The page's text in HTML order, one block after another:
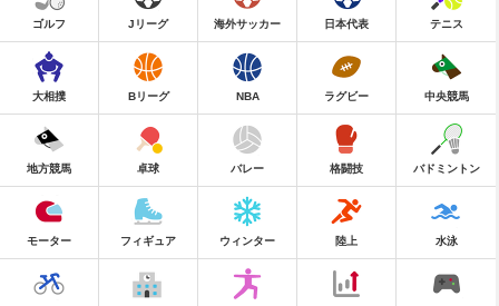
ゴルフ Jリーグ 海外サッカー 日本代表 テニス
大相撲 Bリーグ NBA ラグビー 中央競馬
地方競馬 卓球 バレー 格闘技 バドミントン
モーター フィギュア ウィンター 陸上 水泳